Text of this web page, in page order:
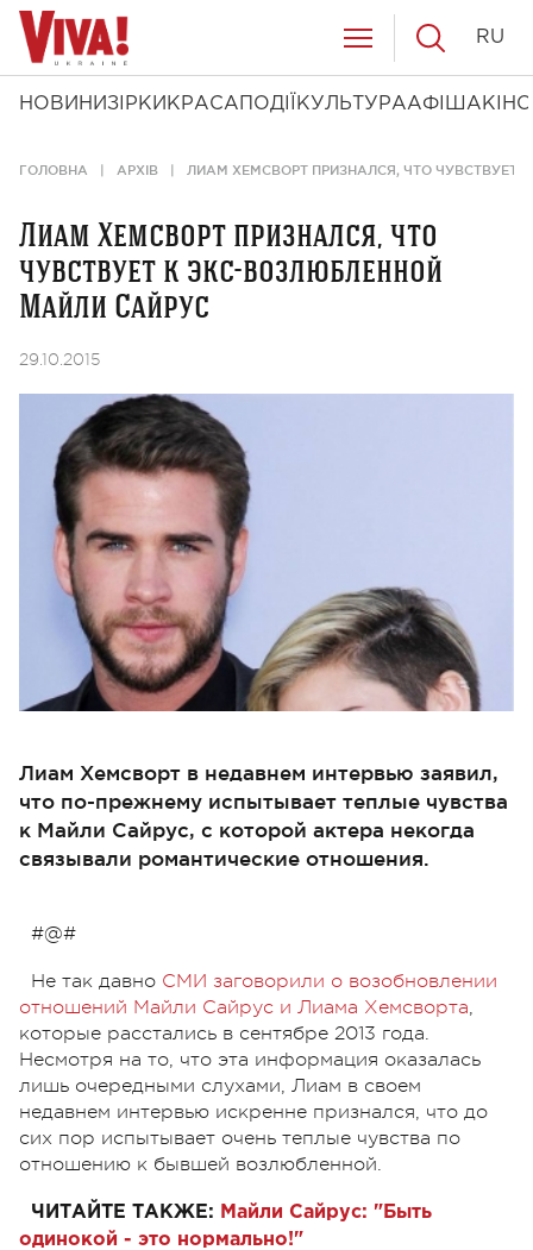
НОВИНИ ЗІРКИ КРАСА ПОДІЇ КУЛЬТУРААФІША КІНО
RU
ГОЛОВНА АРХІВ ЛИАМ ХЕМСВОРТ ПРИЗНАЛСЯ, ЧТО ЧУВСТВУЕТ
Лиам Хемсворт признался, что
чувствует к экс-возлюбленной
Майли Сайрус
29.10.2015
Лиам Хемсворт в недавнем интервью заявил,
что по-прежнему испытывает теплые чувства
к Майли Сайрус, с которой актера некогда
связывали романтические отношения.
#@#
Не так давно СМИ заговорили о возобновлении
отношений Майли Сайрус и Лиама Хемсворта,
которые расстались в сентябре 2013 года.
Несмотря на то, что эта информация оказалась
лишь очередными слухами, Лиам в своем
недавнем интервью искренне признался, что до
сих пор испытывает очень теплые чувства по
отношению к бывшей возлюбленной.
ЧИТАЙТЕ ТАКЖЕ: Майли Сайрус: "Быть
одинокой - это нормально!"